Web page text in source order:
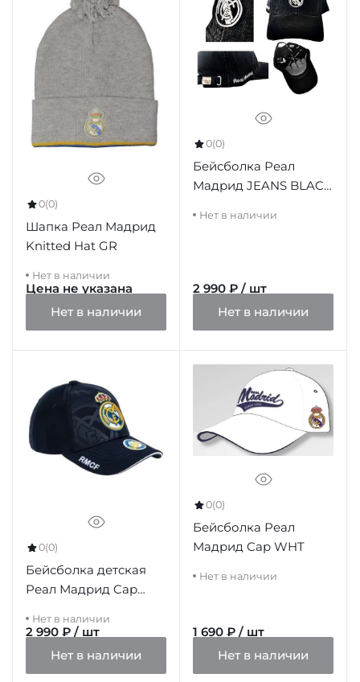
0(0)
Шапка Реал Мадрид
Knitted Hat GR
Нет в наличии
Цена не указана
Нет в наличии
0(0)
Бейсболка Реал
Мадрид JEANS BLACK
Нет в наличии
2 990 ₽ / шт
Нет в наличии
0(0)
Бейсболка детская
Реал Мадрид Cap
Нет в наличии
2 990 ₽ / шт
Нет в наличии
0(0)
Бейсболка Реал
Мадрид Cap WHT
Нет в наличии
1 690 ₽ / шт
Нет в наличии